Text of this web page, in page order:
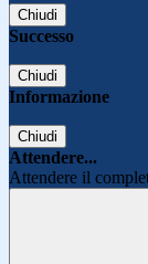
Chiudi
Successo
Chiudi
Informazione
Chiudi
Attendere...
Attendere il